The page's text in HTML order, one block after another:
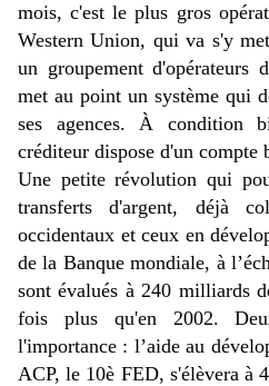
mois, c'est le plus gros
Western Union, qui va s'y
un groupement d'opérateurs
met au point un système qui
ses agences. À condition
créditeur dispose d'un compte
Une petite révolution qui
transferts d'argent, déjà
occidentaux et ceux en
de la Banque mondiale, à
sont évalués à 240 milliards
fois plus qu'en 2002.
l'importance : l’aide au
ACP, le 10è FED, s'élèvera à